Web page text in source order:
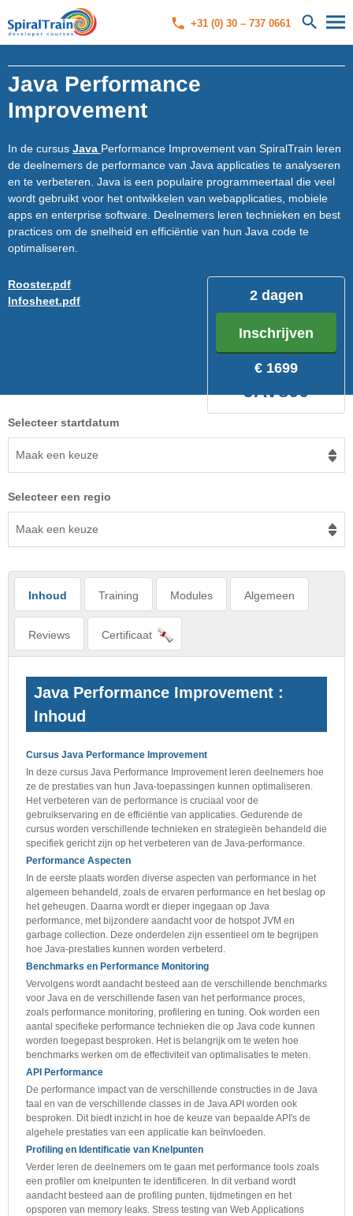
+31 (0) 30 – 737 0661
Java Performance
Improvement
In de cursus Java Performance Improvement van SpiralTrain leren
de deelnemers de performance van Java applicaties te analyseren
en te verbeteren. Java is een populaire programmeertaal die veel
wordt gebruikt voor het ontwikkelen van webapplicaties, mobiele
apps en enterprise software. Deelnemers leren technieken en best
practices om de snelheid en efficiëntie van hun Java code te
optimaliseren.
2 dagen
Inschrijven
€ 1699
JAV800
Rooster.pdf
Infosheet.pdf
Selecteer startdatum
Maak een keuze
Selecteer een regio
Maak een keuze
Inhoud Training Modules Algemeen
Reviews Certificaat
Java Performance Improvement :
Inhoud
Cursus Java Performance Improvement
In deze cursus Java Performance Improvement leren deelnemers hoe
ze de prestaties van hun Java-toepassingen kunnen optimaliseren.
Het verbeteren van de performance is cruciaal voor de
gebruikservaring en de efficiëntie van applicaties. Gedurende de
cursus worden verschillende technieken en strategieën behandeld die
specifiek gericht zijn op het verbeteren van de Java-performance.
Performance Aspecten
In de eerste plaats worden diverse aspecten van performance in het
algemeen behandeld, zoals de ervaren performance en het beslag op
het geheugen. Daarna wordt er dieper ingegaan op Java
performance, met bijzondere aandacht voor de hotspot JVM en
garbage collection. Deze onderdelen zijn essentieel om te begrijpen
hoe Java-prestaties kunnen worden verbeterd.
Benchmarks en Performance Monitoring
Vervolgens wordt aandacht besteed aan de verschillende benchmarks
voor Java en de verschillende fasen van het performance proces,
zoals performance monitoring, profilering en tuning. Ook worden een
aantal specifieke performance technieken die op Java code kunnen
worden toegepast besproken. Het is belangrijk om te weten hoe
benchmarks werken om de effectiviteit van optimalisaties te meten.
API Performance
De performance impact van de verschillende constructies in de Java
taal en van de verschillende classes in de Java API worden ook
besproken. Dit biedt inzicht in hoe de keuze van bepaalde API's de
algehele prestaties van een applicatie kan beïnvloeden.
Profiling en Identificatie van Knelpunten
Verder leren de deelnemers om te gaan met performance tools zoals
een profiler om knelpunten te identificeren. In dit verband wordt
aandacht besteed aan de profiling punten, tijdmetingen en het
opsporen van memory leaks. Stress testing van Web Applications